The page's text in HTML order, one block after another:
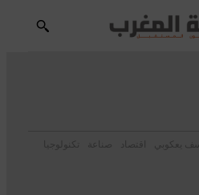
يعكوبي اقتصاد صناعة
تكنولوجيا